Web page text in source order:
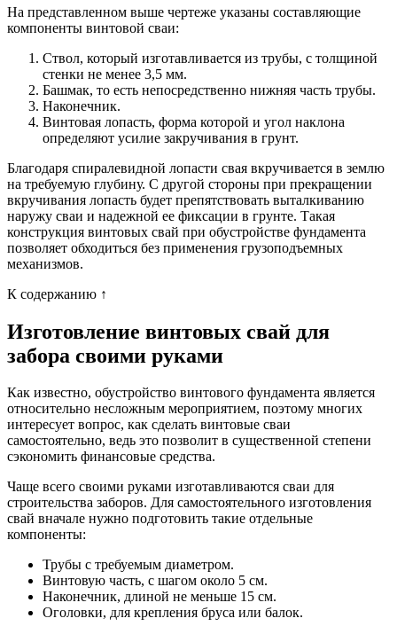
На представленном выше чертеже указаны составляющие
компоненты винтовой сваи:
Ствол, который изготавливается из трубы, с толщиной
стенки не менее 3,5 мм.
Башмак, то есть непосредственно нижняя часть трубы.
Наконечник.
Винтовая лопасть, форма которой и угол наклона
определяют усилие закручивания в грунт.
Благодаря спиралевидной лопасти свая вкручивается в землю
на требуемую глубину. С другой стороны при прекращении
вкручивания лопасть будет препятствовать выталкиванию
наружу сваи и надежной ее фиксации в грунте. Такая
конструкция винтовых свай при обустройстве фундамента
позволяет обходиться без применения грузоподъемных
механизмов.
К содержанию ↑
Изготовление винтовых свай для
забора своими руками
Как известно, обустройство винтового фундамента является
относительно несложным мероприятием, поэтому многих
интересует вопрос, как сделать винтовые сваи
самостоятельно, ведь это позволит в существенной степени
сэкономить финансовые средства.
Чаще всего своими руками изготавливаются сваи для
строительства заборов. Для самостоятельного изготовления
свай вначале нужно подготовить такие отдельные
компоненты:
Трубы с требуемым диаметром.
Винтовую часть, с шагом около 5 см.
Наконечник, длиной не меньше 15 см.
Оголовки, для крепления бруса или балок.